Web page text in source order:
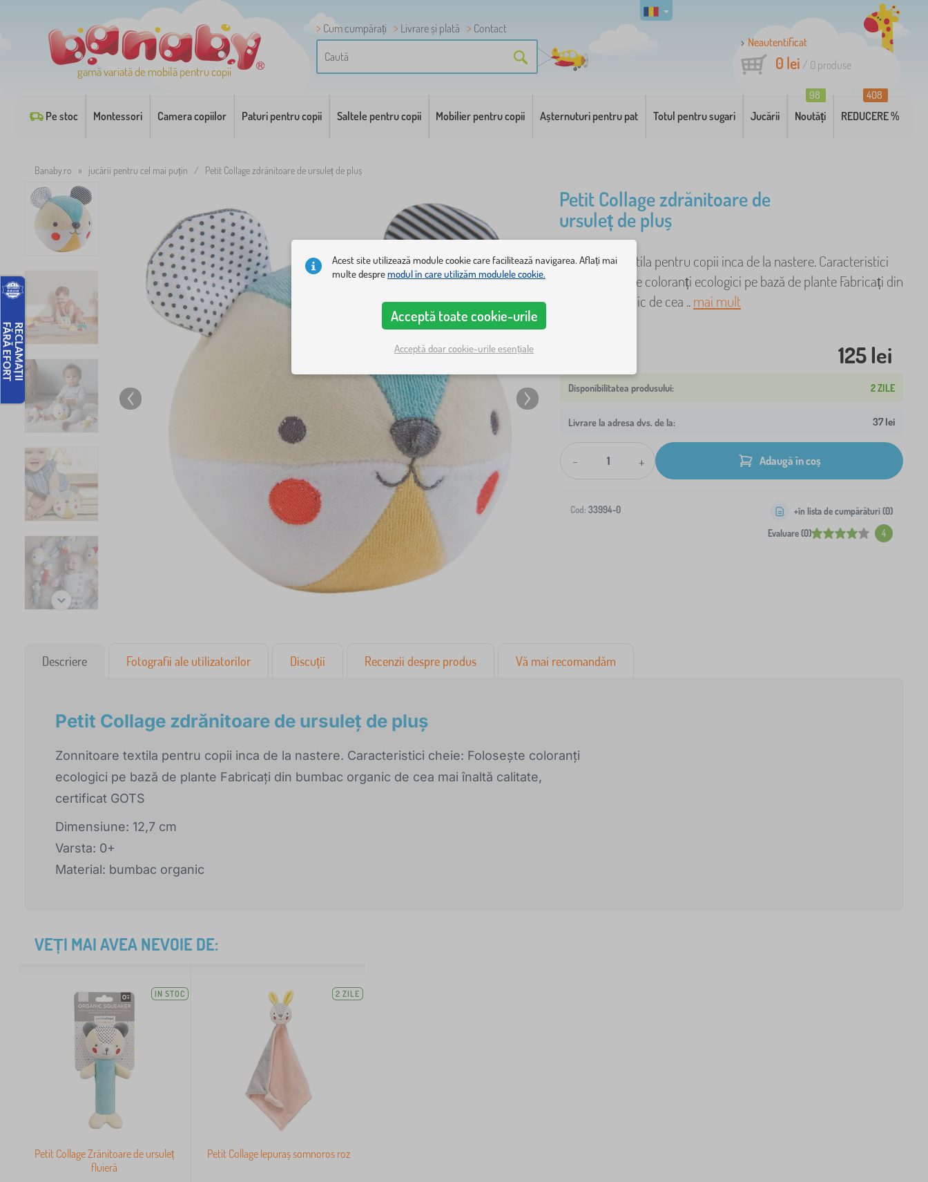
gamă variată de mobilă pentru copii
Cum cumpărați Livrare și plată
Contact
Neautentificat
0 lei / 0 produse
Pe stoc Montessori Camera copiilor Paturi pentru copii Saltele pentru copii Mobilier pentru copii Așternuturi pentru pat Totul pentru sugari Jucării Noutăți
98
REDUCERE %
408
Banaby.ro » jucării pentru cel mai puțin / Petit Collage zdrănitoare de ursuleț de pluș
Petit Collage zdrănitoare de
ursuleț de pluș
Zonnitoare textila pentru copii inca de la nastere. Caracteristici
cheie: Folosește coloranți ecologici pe bază de plante Fabricați din
bumbac organic de cea ..mai mult
125 lei
2 ZILE
Livrare la adresa dvs. de la: 37 lei
- + Adaugă în coș
Cod: 33994-0
Evaluare (0) 4
+în lista de cumpărături (0)
Descriere Fotografii ale utilizatorilor Discuții Recenzii despre produs Vă mai recomandăm
Petit Collage zdrănitoare de ursuleț de pluș
Zonnitoare textila pentru copii inca de la nastere. Caracteristici cheie: Folosește coloranți
ecologici pe bază de plante Fabricați din bumbac organic de cea mai înaltă calitate,
certificat GOTS
Dimensiune: 12,7 cm
Varsta: 0+
Material: bumbac organic
VEȚI MAI AVEA NEVOIE DE:
IN STOC
Petit Collage Zrănitoare de ursuleț
fluieră
2 ZILE
Petit Collage Iepuraș somnoros roz
Acest site utilizează module cookie care facilitează navigarea. Aflați mai
multe despremodul în care utilizăm modulele cookie.
Acceptă toate cookie-urile
Acceptă doar cookie-urile esențiale